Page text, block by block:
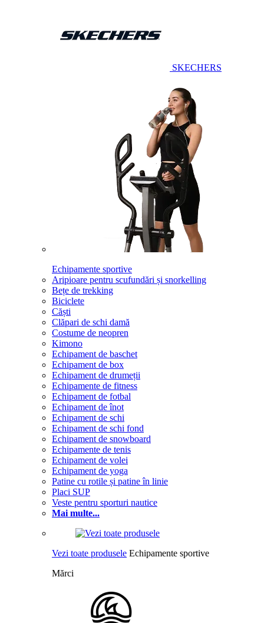
SKECHERS
Echipamente sportive
Aripioare pentru scufundări și snorkelling
Bețe de trekking
Biciclete
Căști
Clăpari de schi damă
Costume de neopren
Kimono
Echipament de baschet
Echipament de box
Echipament de drumeții
Echipamente de fitness
Echipament de fotbal
Echipament de înot
Echipament de schi
Echipament de schi fond
Echipament de snowboard
Echipamente de tenis
Echipament de volei
Echipament de yoga
Patine cu rotile și patine în linie
Placi SUP
Veste pentru sporturi nautice
Mai multe...
Vezi toate produsele Echipamente sportive
Mărci